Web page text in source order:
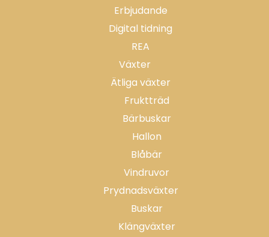
Erbjudande
Digital tidning
REA
Växter
Ätliga växter
Fruktträd
Bärbuskar
Hallon
Blåbär
Vindruvor
Prydnadsväxter
Buskar
Klängväxter